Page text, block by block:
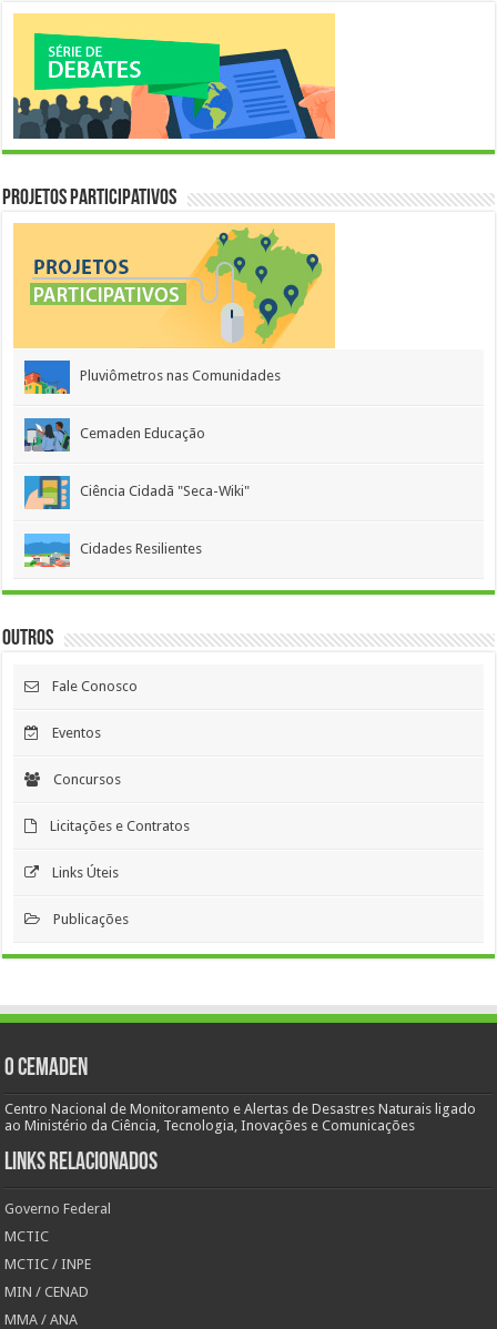
Projetos Participativos
Pluviômetros nas Comunidades
Cemaden Educação
Ciência Cidadã "Seca-Wiki"
Cidades Resilientes
Outros
Fale Conosco
Eventos
Concursos
Licitações e Contratos
Links Úteis
Publicações
O Cemaden
Centro Nacional de Monitoramento e Alertas de Desastres Naturais ligado
ao Ministério da Ciência, Tecnologia, Inovações e Comunicações
Links Relacionados
Governo Federal
MCTIC
MCTIC / INPE
MIN / CENAD
MMA / ANA